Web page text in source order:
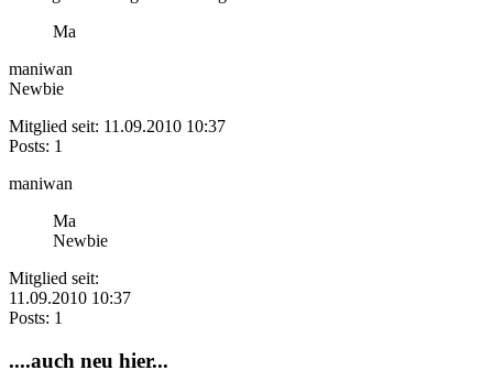
Ma
maniwan
Newbie
Mitglied seit: 11.09.2010 10:37
Posts: 1
maniwan
Ma
Newbie
Mitglied seit:
11.09.2010 10:37
Posts: 1
....auch neu hier...